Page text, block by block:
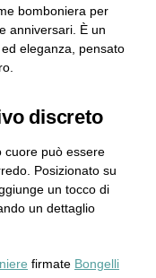
bomboniera per
anniversari. È un
eleganza, pensato
discreto
cuore può essere
Posizionato su
un tocco di
un dettaglio
firmate Bongelli